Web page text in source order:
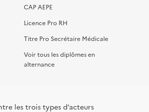
CAP AEPE
Licence Pro RH
Titre Pro Secrétaire Médicale
Voir tous les diplômes en
alternance
les trois types d’acteurs